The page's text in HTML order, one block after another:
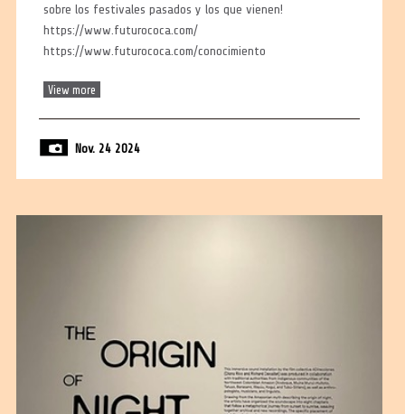
sobre los festivales pasados y los que vienen!
https://www.futurococa.com/
https://www.futurococa.com/conocimiento
View more
Nov. 24 2024